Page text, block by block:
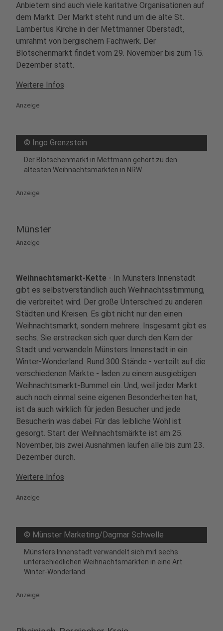
Anbietern sind auch viele karitative Organisationen auf
dem Markt. Der Markt steht rund um die alte St.
Lambertus Kirche in der Mettmanner Oberstadt,
umrahmt von bergischem Fachwerk. Der
Blotschenmarkt findet vom 29. November bis zum 15.
Dezember statt.
Weitere Infos
Anzeige
© Ingo Grenzstein
Der Blotschenmarkt in Mettmann gehört zu den
ältesten Weihnachtsmärkten in NRW
Anzeige
Münster
Anzeige
Weihnachtsmarkt-Kette - In Münsters Innenstadt
gibt es selbstverständlich auch Weihnachtsstimmung,
die verbreitet wird. Der große Unterschied zu anderen
Städten und Kreisen. Es gibt nicht nur den einen
Weihnachtsmarkt, sondern mehrere. Insgesamt gibt es
sechs. Sie erstrecken sich quer durch den Kern der
Stadt und verwandeln Münsters Innenstadt in ein
Winter-Wonderland. Rund 300 Stände - verteilt auf die
verschiedenen Märkte - laden zu einem ausgiebigen
Weihnachtsmarkt-Bummel ein. Und, weil jeder Markt
auch noch einmal seine eigenen Besonderheiten hat,
ist da auch wirklich für jeden Besucher und jede
Besucherin was dabei. Für das leibliche Wohl ist
gesorgt. Start der Weihnachtsmärkte ist am 25.
November, bis zwei Ausnahmen laufen alle bis zum 23.
Dezember durch.
Weitere Infos
Anzeige
© Münster Marketing/Dagmar Schwelle
Münsters Innenstadt verwandelt sich mit sechs
unterschiedlichen Weihnachtsmärkten in eine Art
Winter-Wonderland.
Anzeige